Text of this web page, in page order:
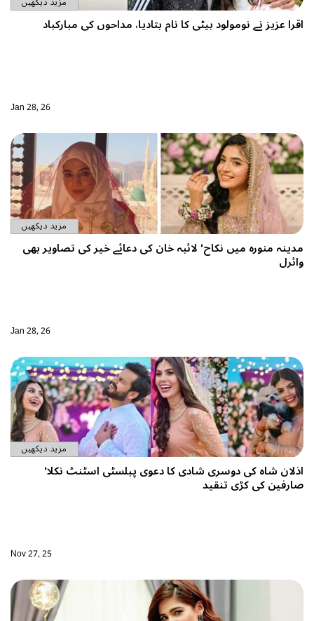
اقرا عزیز نے نومولود بیٹی کا نام بتادیا، مداحوں کی مبارکباد
Jan 28, 26
مزید دیکھیں
مدینہ منورہ میں نکاح‘ لائبہ خان کی دعائے خیر کی تصاویر بھی
وائرل
Jan 28, 26
مزید دیکھیں
اذلان شاہ کی دوسری شادی کا دعوی پبلسٹی اسٹنٹ نکلا‘
صارفین کی کڑی تنقید
Nov 27, 25